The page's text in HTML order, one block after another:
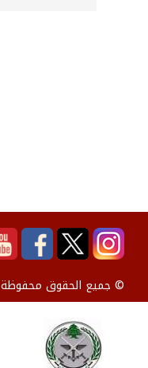
© جميع الحقوق محفوظة